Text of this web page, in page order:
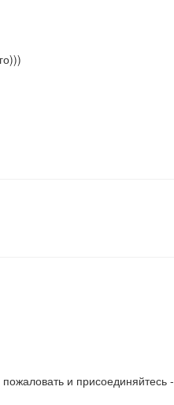
и присоединяйтесь -